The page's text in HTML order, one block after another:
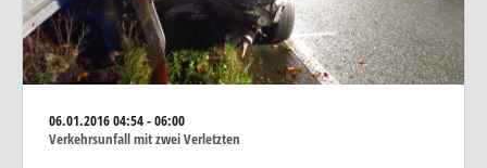
06.01.201604:54 - 06:00
Verkehrsunfall mit zwei Verletzten